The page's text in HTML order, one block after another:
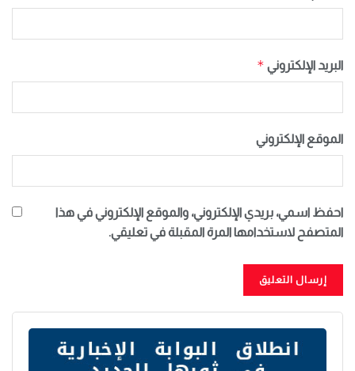
البريد الإلكتروني *
الموقع الإلكتروني
احفظ اسمي، بريدي الإلكتروني، والموقع الإلكتروني في هذا
المتصفح لاستخدامها المرة المقبلة في تعليقي.